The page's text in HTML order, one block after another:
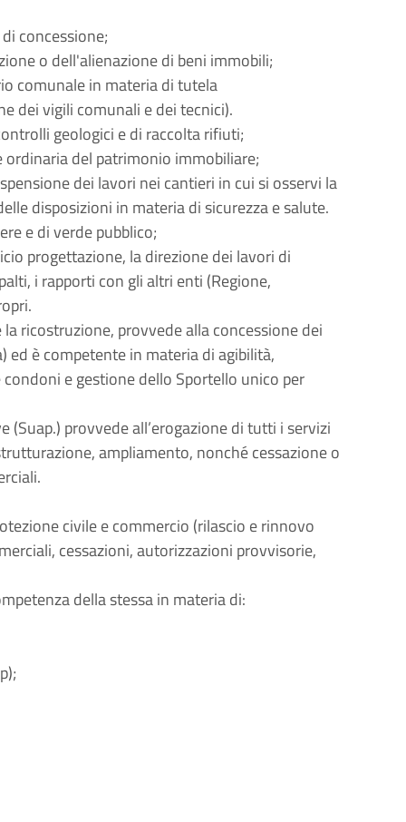
concessione;
o dell'alienazione di beni immobili;
comunale in materia di tutela
dei vigili comunali e dei tecnici).
geologici e di raccolta rifiuti;
ordinaria del patrimonio immobiliare;
dei lavori nei cantieri in cui si osservi la
disposizioni in materia di sicurezza e salute.
e di verde pubblico;
progettazione, la direzione dei lavori di
i rapporti con gli altri enti (Regione,
ricostruzione, provvede alla concessione dei
è competente in materia di agibilità,
e gestione dello Sportello unico per
provvede all’erogazione di tutti i servizi
ampliamento, nonché cessazione o
civile e commercio (rilascio e rinnovo
cessazioni, autorizzazioni provvisorie,
della stessa in materia di: